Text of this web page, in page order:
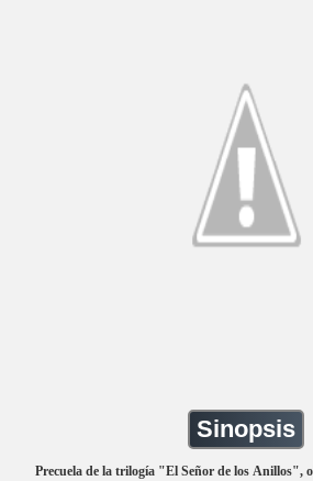
Sinopsis
Precuela de la trilogía "El Señor de los Anillos",